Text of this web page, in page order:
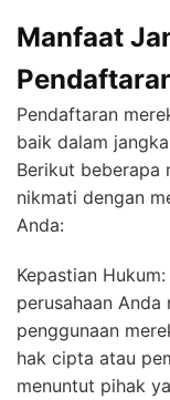
Manfaat
Pendaftaran
baik dalam
Berikut beberapa
nikmati dengan
Anda:
Kepastian
perusahaan
penggunaan
hak cipta atau
menuntut pihak